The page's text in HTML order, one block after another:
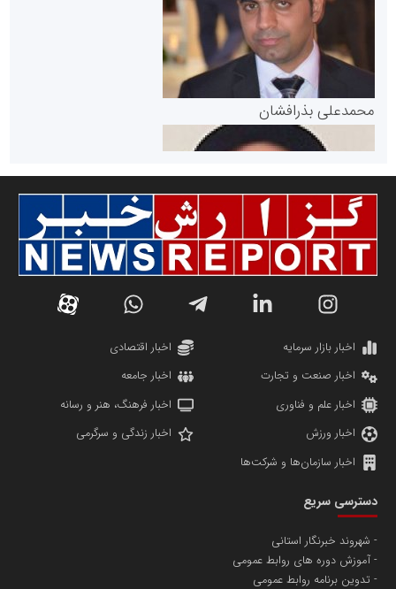
پایگاه خبری گفتمان یزد
دانشگاه سئوی ایران
پایگاه اطلاع رسانی اعتلای نهادهای مردمی
مرجع اخبار موثق در بازارسرمایه
سازمان صنعت،معدن و تجارت
تامین آهن اسفنجی تولیدکنندگان فولاد در کشور
محمدعلی بذرافشان
مریم حاج نوروز نظری
اخبار بازار سرمایه
اخبار اقتصادی
اخبار صنعت و تجارت
اخبار جامعه
اخبار علم و فناوری
اخبار فرهنگ، هنر و رسانه
اخبار ورزش
اخبار زندگی و سرگرمی
اخبار سازمان‌ها و شرکت‌ها
دسترسی سریع
شهروند خبرنگار استانی
آموزش دوره های روابط عمومی
تدوین برنامه روابط عمومی